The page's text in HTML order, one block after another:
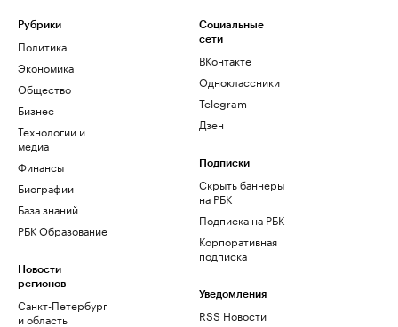
Рубрики
Политика
Экономика
Общество
Бизнес
Технологии и
медиа
Финансы
Биографии
База знаний
РБК Образование
Новости
регионов
Санкт-Петербург
и область
Социальные
сети
ВКонтакте
Одноклассники
Telegram
Дзен
Подписки
Скрыть баннеры
на РБК
Подписка на РБК
Корпоративная
подписка
Уведомления
RSS Новости